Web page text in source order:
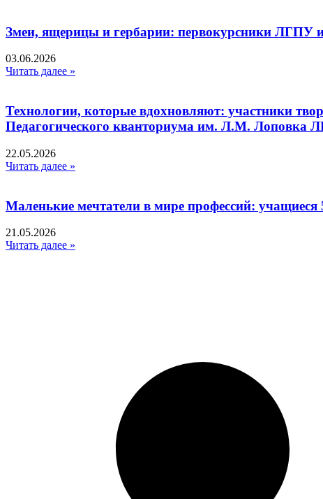
Змеи, ящерицы и гербарии: первокурсники ЛГПУ
03.06.2026
Читать далее »
Технологии, которые вдохновляют: участники
Педагогического кванториума им. Л.М. Лоповка
22.05.2026
Читать далее »
Маленькие мечтатели в мире профессий:
21.05.2026
Читать далее »